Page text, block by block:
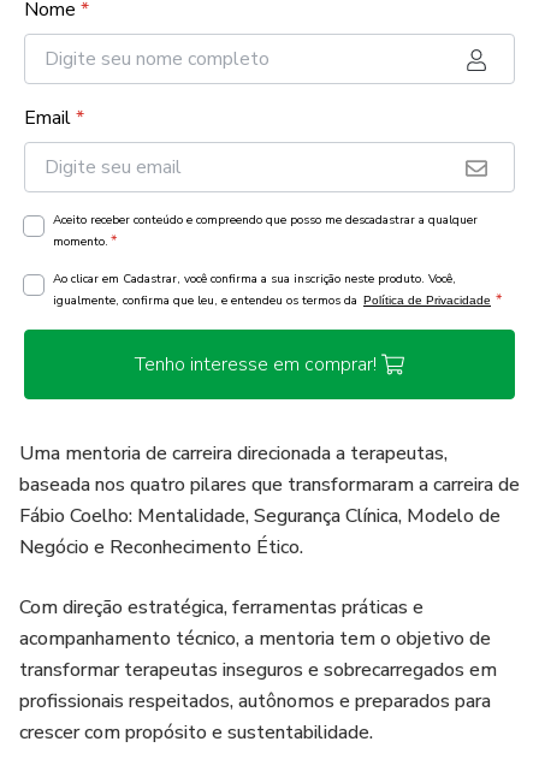
Nome *
Email*
Aceito receber conteúdo e compreendo que posso me descadastrar a qualquer
momento. *
Ao clicar em Cadastrar, você confirma a sua inscrição neste produto. Você,
igualmente, confirma que leu, e entendeu os termos da Política de Privacidade *
Tenho interesse em comprar!
Uma mentoria de carreira direcionada a terapeutas,
baseada nos quatro pilares que transformaram a carreira de
Fábio Coelho: Mentalidade, Segurança Clínica, Modelo de
Negócio e Reconhecimento Ético.
Com direção estratégica, ferramentas práticas e
acompanhamento técnico, a mentoria tem o objetivo de
transformar terapeutas inseguros e sobrecarregados em
profissionais respeitados, autônomos e preparados para
crescer com propósito e sustentabilidade.